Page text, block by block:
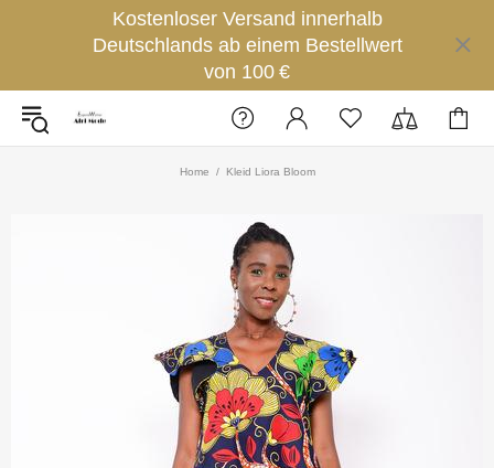
Kostenloser Versand innerhalb
Deutschlands ab einem Bestellwert
von 100 €
Home Kleid Liora Bloom